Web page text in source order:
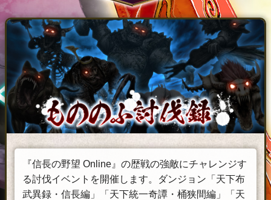
ネットカフェ ▼
『信長の野望 Online』の歴戦の強敵にチャレンジす
る討伐イベントを開催します。ダンジョン「天下布
武異録・信長編」「天下統一奇譚・桶狭間編」「天